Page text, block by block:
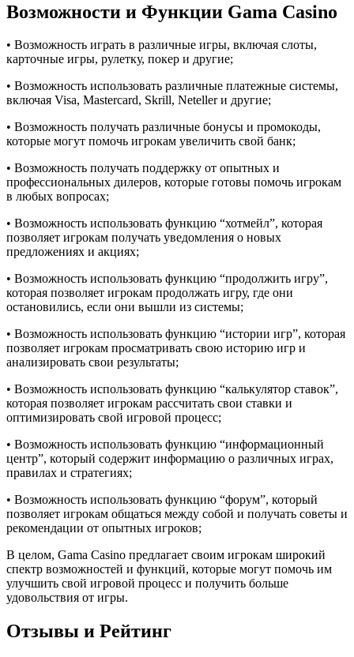
Возможности и Функции Gama Casino
• Возможность играть в различные игры, включая слоты,
карточные игры, рулетку, покер и другие;
• Возможность использовать различные платежные системы,
включая Visa, Mastercard, Skrill, Neteller и другие;
• Возможность получать различные бонусы и промокоды,
которые могут помочь игрокам увеличить свой банк;
• Возможность получать поддержку от опытных и
профессиональных дилеров, которые готовы помочь игрокам
в любых вопросах;
• Возможность использовать функцию “хотмейл”, которая
позволяет игрокам получать уведомления о новых
предложениях и акциях;
• Возможность использовать функцию “продолжить игру”,
которая позволяет игрокам продолжать игру, где они
остановились, если они вышли из системы;
• Возможность использовать функцию “истории игр”, которая
позволяет игрокам просматривать свою историю игр и
анализировать свои результаты;
• Возможность использовать функцию “калькулятор ставок”,
которая позволяет игрокам рассчитать свои ставки и
оптимизировать свой игровой процесс;
• Возможность использовать функцию “информационный
центр”, который содержит информацию о различных играх,
правилах и стратегиях;
• Возможность использовать функцию “форум”, который
позволяет игрокам общаться между собой и получать советы и
рекомендации от опытных игроков;
В целом, Gama Casino предлагает своим игрокам широкий
спектр возможностей и функций, которые могут помочь им
улучшить свой игровой процесс и получить больше
удовольствия от игры.
Отзывы и Рейтинг